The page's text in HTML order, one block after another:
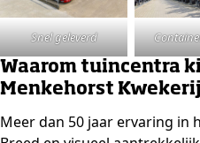
Snel geleverd
Waarom tuincentra
Menkehorst
Meer dan 50 jaar ervaring in